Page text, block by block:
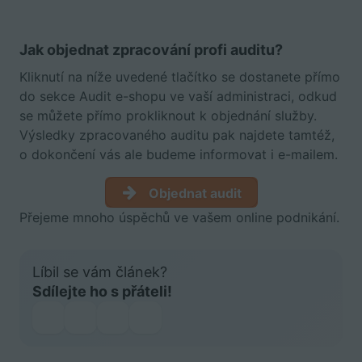
Jak objednat zpracování profi auditu?
Kliknutí na níže uvedené tlačítko se dostanete přímo
do sekce Audit e-shopu ve vaší administraci, odkud
se můžete přímo prokliknout k objednání služby.
Výsledky zpracovaného auditu pak najdete tamtéž,
o dokončení vás ale budeme informovat i e-mailem.
Objednat audit
Přejeme mnoho úspěchů ve vašem online podnikání.
Líbil se vám článek?
Sdílejte ho s přáteli!